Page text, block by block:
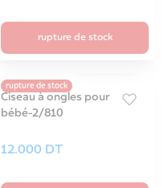
rupture de stock
rupture de stock
Ciseau à ongles pour
bébé-2/810
12.000 DT